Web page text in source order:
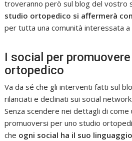
troveranno però sul blog del vostro
studio ortopedico si affermerà
per tutta una comunità interessata
I social per
ortopedico
Va da sé che gli interventi fatti sul
rilanciati e declinati sui social
Senza scendere nei dettagli di come
promuoversi per uno studio
che ogni social ha il suo linguaggio